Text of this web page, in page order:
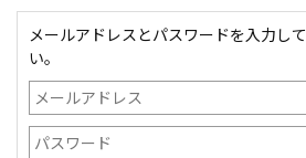
メールアドレスとパスワードを入力し
い。